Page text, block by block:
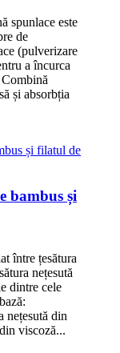
spunlace este
de
(pulverizare
a încurca
și absorbția
bambus și
între țesătura
nețesută
dintre cele
nețesută din
viscoză...